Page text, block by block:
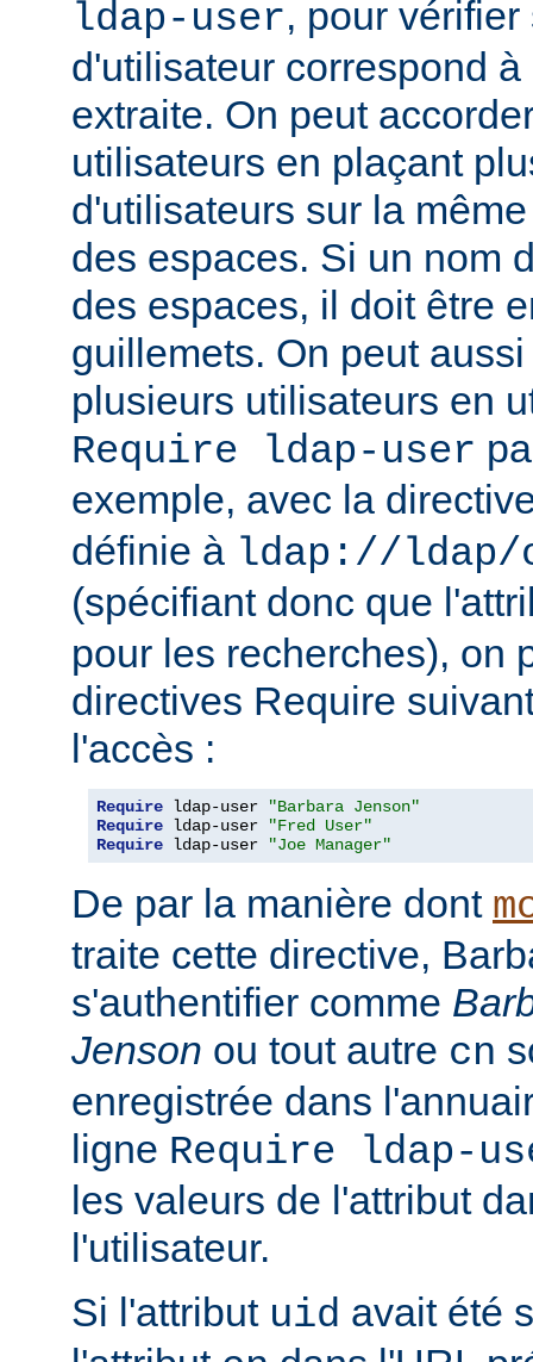
ldap-user, pour
d'utilisateur correspond
extraite. On peut
utilisateurs en plaçant
d'utilisateurs sur la
des espaces. Si un nom
des espaces, il doit être
guillemets. On peut
plusieurs utilisateurs en
Require ldap-user
exemple, avec la
définie à ldap://ldap/
(spécifiant donc que
pour les recherches), on
directives Require
l'accès :
Require ldap-user
"Barbara Jenson"
Require ldap-user
"Fred User"
Require ldap-user "Joe Manager"
De par la manière dont
traite cette directive,
s'authentifier comme
Jenson ou tout autre cn
enregistrée dans
ligne Require ldap-
les valeurs de l'attribut
l'utilisateur.
Si l'attribut uid avait été